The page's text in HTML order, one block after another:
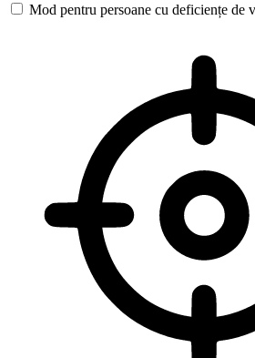
Mod pentru persoane cu deficiențe de